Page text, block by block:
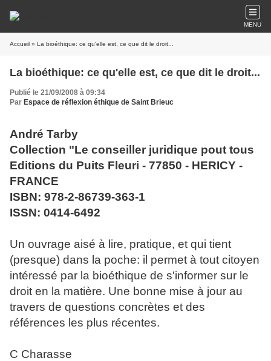
MENU
Accueil » La bioéthique: ce qu'elle est, ce que dit le droit...
La bioéthique: ce qu'elle est, ce que dit le droit...
Publié le 21/09/2008 à 09:34
Par Espace de réflexion éthique de Saint Brieuc
André Tarby
Collection "Le conseiller juridique pout tous
Editions du Puits Fleuri - 77850 - HERICY -
FRANCE
ISBN: 978-2-86739-363-1
ISSN: 0414-6492
Un ouvrage aisé à lire, pratique, et qui tient
(presque) dans la poche: il permet à tout citoyen
intéressé par la bioéthique de s'informer sur le
droit en la matière. Une bonne mise à jour au
travers de questions concrètes et des
références les plus récentes.
C Charasse